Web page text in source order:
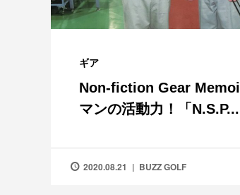
ギア
Non-fiction Gear
マンの活動力！「N.S.P...
2020.08.21 BUZZ GOLF